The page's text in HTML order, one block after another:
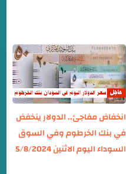
انخفاض مفاجئ.. الدولار ينخفض
في بنك الخرطوم وفي السوق
السوداء اليوم الاثنين 5/8/2024